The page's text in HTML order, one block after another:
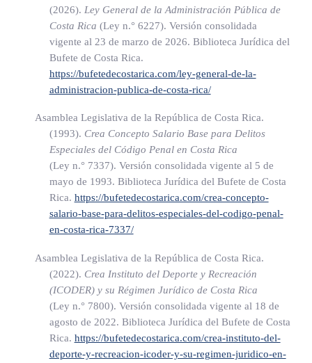
5) Tipo de infracción, de conformidad con lo dispuesto en
esta ley, impuesta al infractor o los infractores.
6) Clase de sanción o sanciones impuestas, especificando si
se da el caso de reiteración de infracciones tipificadas en
esta ley, así como el alcance temporal de esta.
El procedimiento de verificación de datos se establecerá vía
reglamentaria.
(Así reformado por el artículo 4° de la Ley contra la
violencia y el racismo en el deporte, N° 9878 del 12 de
agosto del 2020)
ARTÍCULO 4
Los efectivos policiales, en el cumplimiento de sus funciones,
remitirán el parte policial ante incidencia de actos de
violencia ocurridos tres horas antes, durante y tres horas
después de un evento deportivo organizado por federaciones
(2026). Ley General de la Administración Pública de
Costa Rica (Ley n.° 6227). Versión consolidada
vigente al 23 de marzo de 2026. Biblioteca Jurídica del
Bufete de Costa Rica.
https://bufetedecostarica.com/ley-general-de-la-
administracion-publica-de-costa-rica/
Asamblea Legislativa de la República de Costa Rica.
(1993). Crea Concepto Salario Base para Delitos
Especiales del Código Penal en Costa Rica
(Ley n.° 7337). Versión consolidada vigente al 5 de
mayo de 1993. Biblioteca Jurídica del Bufete de Costa
Rica. https://bufetedecostarica.com/crea-concepto-
salario-base-para-delitos-especiales-del-codigo-penal-
en-costa-rica-7337/
Asamblea Legislativa de la República de Costa Rica.
(2022). Crea Instituto del Deporte y Recreación
(ICODER) y su Régimen Jurídico de Costa Rica
(Ley n.° 7800). Versión consolidada vigente al 18 de
agosto de 2022. Biblioteca Jurídica del Bufete de Costa
Rica. https://bufetedecostarica.com/crea-instituto-del-
deporte-y-recreacion-icoder-y-su-regimen-juridico-en-